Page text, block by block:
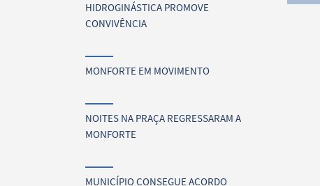
HIDROGINÁSTICA PROMOVE
CONVIVÊNCIA
MONFORTE EM MOVIMENTO
NOITES NA PRAÇA REGRESSARAM A
MONFORTE
MUNICÍPIO CONSEGUE ACORDO